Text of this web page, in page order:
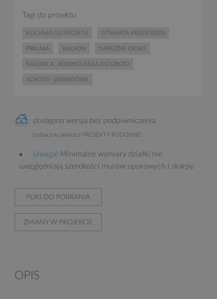
Tagi do projektu
KUCHNIA OD FRONTU OTWARTA PRZESTRZEŃ
PRALNIA BALKON NAROŻNE OKNO
KALENICA : RÓWNOLEGŁA DO DROGI
SCHODY : ZABIEGOWE
dostępna wersja bez podpiwniczenia
(zobacz w zakładce PROJEKTY PODOBNE)
Uwaga! Minimalne wymiary działki nie
uwzględniają szerokości murów oporowych i skarpy.
PLIKI DO POBRANIA
ZMIANY W PROJEKCIE
OPIS